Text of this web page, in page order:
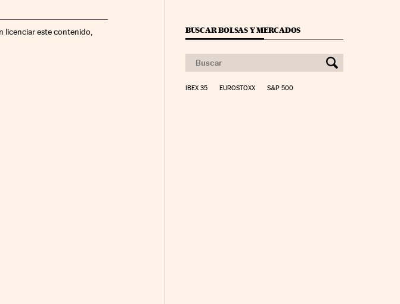
licenciar este contenido,
BUSCAR BOLSAS Y MERCADOS
IBEX 35 EUROSTOXX S&P 500